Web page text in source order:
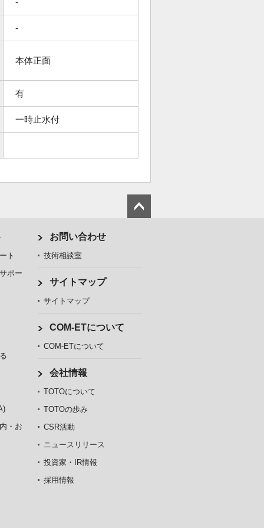
-
-
本体正面
有
一時止水付
ト
ポー
・お
お問い合わせ
技術相談室
サイトマップ
サイトマップ
COM-ETについて
COM-ETについて
会社情報
TOTOについて
TOTOの歩み
CSR活動
ニュースリリース
投資家・IR情報
採用情報